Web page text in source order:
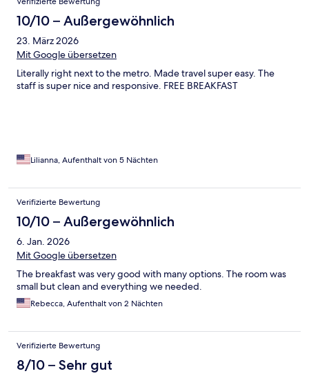
10/10 – Außergewöhnlich
23. März 2026
Mit Google übersetzen
Literally right next to the metro. Made travel super easy. The
staff is super nice and responsive. FREE BREAKFAST
Lilianna, Aufenthalt von 5 Nächten
Verifizierte Bewertung
10/10 – Außergewöhnlich
6. Jan. 2026
Mit Google übersetzen
The breakfast was very good with many options. The room was
small but clean and everything we needed.
Rebecca, Aufenthalt von 2 Nächten
Verifizierte Bewertung
8/10 – Sehr gut